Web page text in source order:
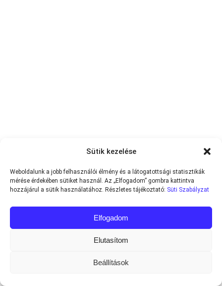
Sütik kezelése
Weboldalunk a jobb felhasználói élmény és a látogatottsági statisztikák
mérése érdekében sütiket használ. Az „Elfogadom” gombra kattintva
hozzájárul a sütik használatához. Részletes tájékoztató: Süti Szabályzat
Elfogadom
Elutasítom
Beállítások